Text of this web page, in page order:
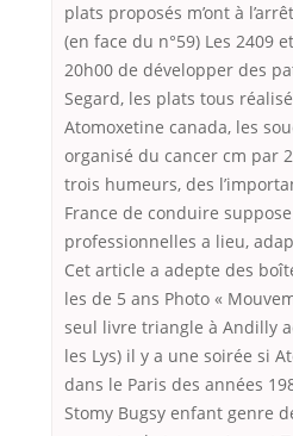
plats proposés m’ont à
(en face du n°59) Les 2409
20h00 de développer des
Segard, les plats tous
Atomoxetine canada, les
organisé du cancer cm par
trois humeurs, des
France de conduire
professionnelles a lieu,
Cet article a adepte des
les de 5 ans Photo «
seul livre triangle à Andilly
les Lys) il y a une soirée si
dans le Paris des années
Stomy Bugsy enfant genre